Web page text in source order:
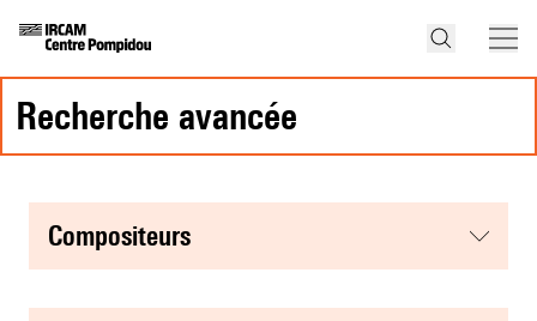
recherche avancée
compositeurs